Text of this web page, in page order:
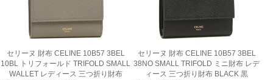
セリーヌ 財布 CELINE 10B57 3BEL
10BL トリフォールド TRIFOLD SMALL
WALLET レディース 三つ折り財布
セリーヌ 財布 CELINE 10B57 3BEL
38NO SMALL TRIFOLD ミニ財布 レデ
ィース 三つ折り財布 BLACK 黒